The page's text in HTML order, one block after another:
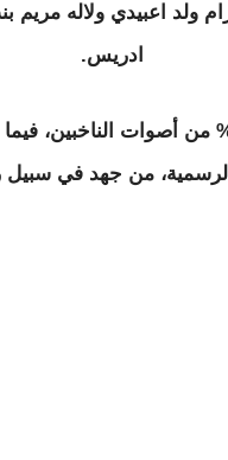
ولد اعبيدي ولاله مريم
ادريس.
البعض أن يحصل ولد عبد العزيز على ما بين 80 و85% من أصوات